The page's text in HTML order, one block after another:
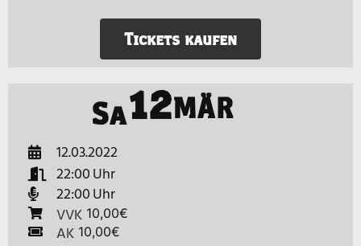
Tickets kaufen
Sa12MÄR
12.03.2022
22:00
22:00
VVK 10,00€
AK 10,00€